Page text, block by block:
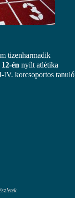
tizenharmadik
én nyílt atlétika
IV. korcsoportos